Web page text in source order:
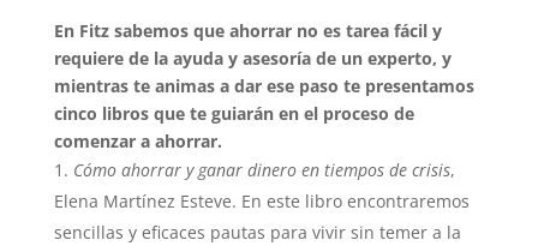
En Fitz sabemos que ahorrar no es tarea fácil y
requiere de la ayuda y asesoría de un experto, y
mientras te animas a dar ese paso te presentamos
cinco libros que te guiarán en el proceso de
comenzar a ahorrar.
Cómo ahorrar y ganar dinero en tiempos de crisis,
Elena Martínez Esteve. En este libro encontraremos
sencillas y eficaces pautas para vivir sin temer a la